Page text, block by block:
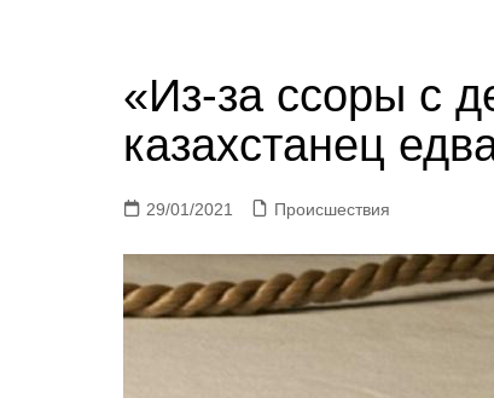
«Из-за ссоры с
казахстанец
29/01/2021 Происшествия